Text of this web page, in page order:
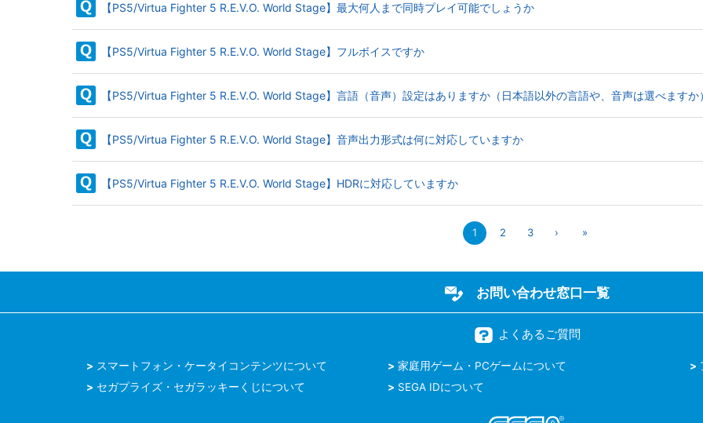
【PS5/Virtua Fighter 5 R.E.V.O. World Stage】最大何人まで同時プレイ可能でしょうか
【PS5/Virtua Fighter 5 R.E.V.O. World Stage】フルボイスですか
【PS5/Virtua Fighter 5 R.E.V.O. World Stage】言語（音声）設定はありますか（日本語以外の言語や、音声は選べますか
【PS5/Virtua Fighter 5 R.E.V.O. World Stage】音声出力形式は何に対応していますか
【PS5/Virtua Fighter 5 R.E.V.O. World Stage】HDRに対応していますか
1 2 3 › »
お問い合わせ窓口一覧
よくあるご質問
スマートフォン・ケータイコンテンツについて 家庭用ゲーム・PCゲームについて
セガプライズ・セガラッキーくじについて
SEGA IDについて